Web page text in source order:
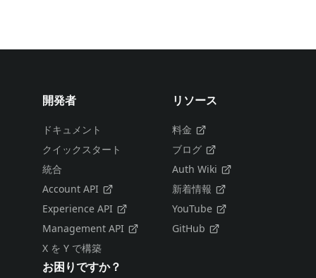
開発者
ドキュメント
クイックスタート
統合
Account API
Experience API
Management API
X を Y で構築
リソース
料金
ブログ
Auth Wiki
新着情報
YouTube
GitHub
お困りですか？